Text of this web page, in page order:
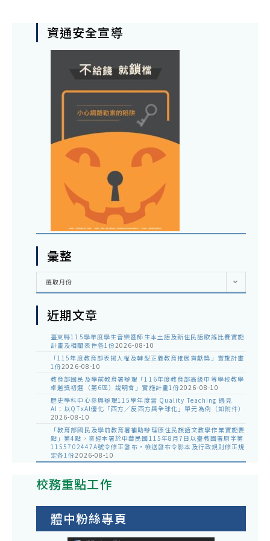
資通安全宣導
彙整
彙
選取月份
近期文章
臺東縣115學年度學生音樂暨師生本土語及新住民語歌謠比賽實施
計畫及相關表件各1份2026-08-10
「115年度教育部表揚人權及轉型正義教育推展貢獻獎」實施計畫
1份2026-08-10
教育部國民及學前教育署辦理「116年度教育部高級中等學校教學
卓越獎初選（第6區）說明會」實施計畫1份2026-08-10
歷史學科中心參與辦理115學年度當 Quality Teaching 遇見
AI：以QTxAI優化「西方／反西方與全球化」單元為例（如附件）
2026-08-10
「教育部國民及學前教育署補助辦理原住民族語文教學作業實施要
點」第4點，業經本署於中華民國115年8月7日以臺教國署原字第
1155702447A號令修正發布，檢送發布令影本及行政規則修正規
定各1份2026-08-10
校務重點工作
體中粉絲專頁